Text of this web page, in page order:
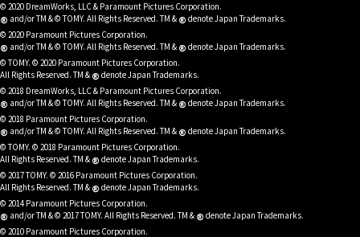
© 2020 DreamWorks, LLC & Paramount Pictures Corporation.
® and/or TM & © TOMY. All Rights Reserved. TM & ® denote Japan Trademarks.
© 2020 Paramount Pictures Corporation.
® and/or TM & © TOMY. All Rights Reserved. TM & ® denote Japan Trademarks.
© TOMY. © 2020 Paramount Pictures Corporation.
All Rights Reserved. TM & ® denote Japan Trademarks.
© 2018 DreamWorks, LLC & Paramount Pictures Corporation.
® and/or TM & © TOMY. All Rights Reserved. TM & ® denote Japan Trademarks.
© 2018 Paramount Pictures Corporation.
® and/or TM & © TOMY. All Rights Reserved. TM & ® denote Japan Trademarks.
© TOMY. © 2018 Paramount Pictures Corporation.
All Rights Reserved. TM & ® denote Japan Trademarks.
© 2017 TOMY. © 2016 Paramount Pictures Corporation.
All Rights Reserved. TM & ® denote Japan Trademarks.
© 2014 Paramount Pictures Corporation.
® and/or TM & © 2017 TOMY. All Rights Reserved. TM & ® denote Japan Trademarks.
© 2010 Paramount Pictures Corporation.